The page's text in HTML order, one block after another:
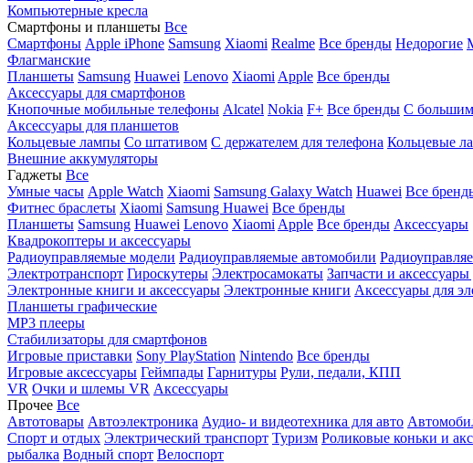
Компьютерные кресла
Смартфоны и планшеты Все
Смартфоны Apple iPhone Samsung Xiaomi Realme Все бренды Недорогие
Флагманские
Планшеты Samsung Huawei Lenovo Xiaomi Apple Все бренды
Аксессуары для смартфонов
Кнопочные мобильные телефоны Alcatel Nokia F+ Все бренды С
Аксессуары для планшетов
Кольцевые лампы Со штативом C держателем для телефона Кольцевые
Внешние аккумуляторы
Гаджеты Все
Умные часы Apple Watch Xiaomi Samsung Galaxy Watch Huawei Все
Фитнес браслеты Xiaomi Samsung Huawei Все бренды
Планшеты Samsung Huawei Lenovo Xiaomi Apple Все бренды Аксессуары
Квадрокоптеры и аксессуары
Радиоуправляемые модели Радиоуправляемые автомобили
Электротранспорт Гироскутеры Электросамокаты Запчасти и
Электронные книги и аксессуары Электронные книги Аксессуары для
Планшеты графические
MP3 плееры
Стабилизаторы для смартфонов
Игровые приставки Sony PlayStation Nintendo Все бренды
Игровые аксессуары Геймпады Гарнитуры Рули, педали, КПП
VR Очки и шлемы VR Аксессуары
Прочее Все
Автотовары Автоэлектроника Аудио- и видеотехника для авто
Спорт и отдых Электрический транспорт Туризм Роликовые коньки и
рыбалка Водный спорт Велоспорт